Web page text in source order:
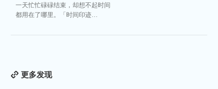
一天忙忙碌碌结束，却想不起时间
都用在了哪里。「时间印迹
更多发现